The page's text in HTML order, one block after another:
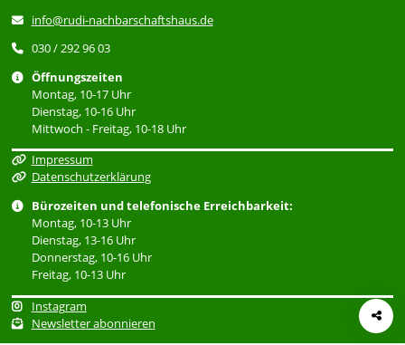
info@rudi-nachbarschaftshaus.de
030 / 292 96 03
Öffnungszeiten
Montag, 10-17 Uhr
Dienstag, 10-16 Uhr
Mittwoch - Freitag, 10-18 Uhr
Impressum
Datenschutzerklärung
Bürozeiten und telefonische Erreichbarkeit:
Montag, 10-13 Uhr
Dienstag, 13-16 Uhr
Donnerstag, 10-16 Uhr
Freitag, 10-13 Uhr
Instagram
Newsletter abonnieren